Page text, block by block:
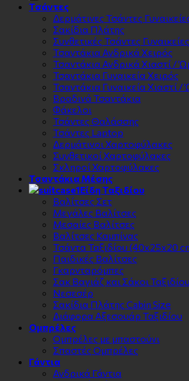
Τσάντες
Δερμάτινες Τσάντες
Σακίδια Πλάτης
Συνθετικές Τσάντες Γυναικείες
Τσαντάκια Ανδρικά Χειρός
Τσαντάκια Ανδρικά Χιαστί /
Τσαντάκια Γυναικεία Χειρός
Τσαντάκια Γυναικεία Χιαστί /
Βραδινά Τσαντάκια
Φάκελοι
Τσάντες Θαλάσσης
Τσάντες Laptop
Δερμάτινοι Χαρτοφύλακες
Συνθετικοί Χαρτοφύλακες
Σκληροί Χαρτοφύλακες
Τσαντάκια Μέσης
Είδη Ταξιδίου
Βαλίτσες Σετ
Μεγάλες Βαλίτσες
Μεσαίες Βαλίτσες
Βαλίτσες Καμπίνας
Τσάντα Ταξιδίου (40x25x20
Παιδικές Βαλίτσες
Γκαρνταρόμπες
Σακ Βαγιάζ και Σάκοι Ταξιδίου
Νεσεσέρ
Σακίδια Πλάτης Cabin Size
Διάφορα Αξεσουάρ Ταξιδίου
Ομπρέλες
Ομπρέλες με μπαστούνι
Σπαστές Ομπρέλες
Γάντια
Ανδρικά Γάντια